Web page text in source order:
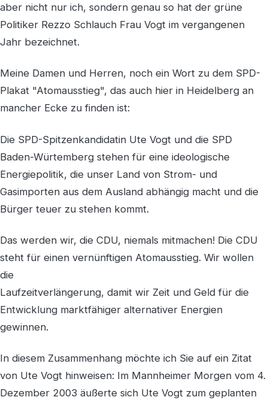
aber nicht nur ich, sondern genau so hat der grüne
Politiker Rezzo Schlauch Frau Vogt im vergangenen
Jahr bezeichnet.
Meine Damen und Herren, noch ein Wort zu dem SPD-
Plakat "Atomausstieg", das auch hier in Heidelberg an
mancher Ecke zu finden ist:
Die SPD-Spitzenkandidatin Ute Vogt und die SPD
Baden-Würtemberg stehen für eine ideologische
Energiepolitik, die unser Land von Strom- und
Gasimporten aus dem Ausland abhängig macht und die
Bürger teuer zu stehen kommt.
Das werden wir, die CDU, niemals mitmachen! Die CDU
steht für einen vernünftigen Atomausstieg. Wir wollen
die
Laufzeitverlängerung, damit wir Zeit und Geld für die
Entwicklung marktfähiger alternativer Energien
gewinnen.
In diesem Zusammenhang möchte ich Sie auf ein Zitat
von Ute Vogt hinweisen: Im Mannheimer Morgen vom 4.
Dezember 2003 äußerte sich Ute Vogt zum geplanten